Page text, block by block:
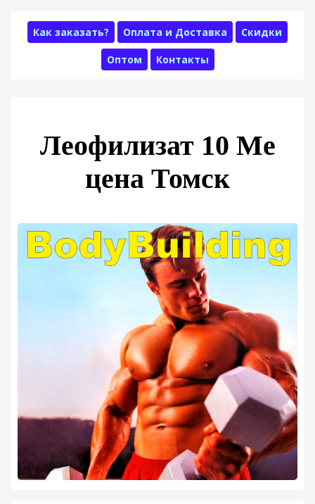
Как заказать? Оплата и Доставка Скидки
Оптом Контакты
Леофилизат 10 Me
цена Томск